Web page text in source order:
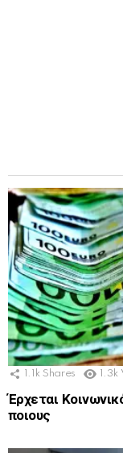
1.1k Shares 1.3k
Έρχεται
ποιους